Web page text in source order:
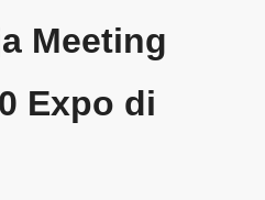
Meeting
Expo di